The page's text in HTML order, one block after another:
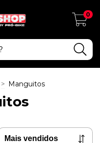
0
> Manguitos